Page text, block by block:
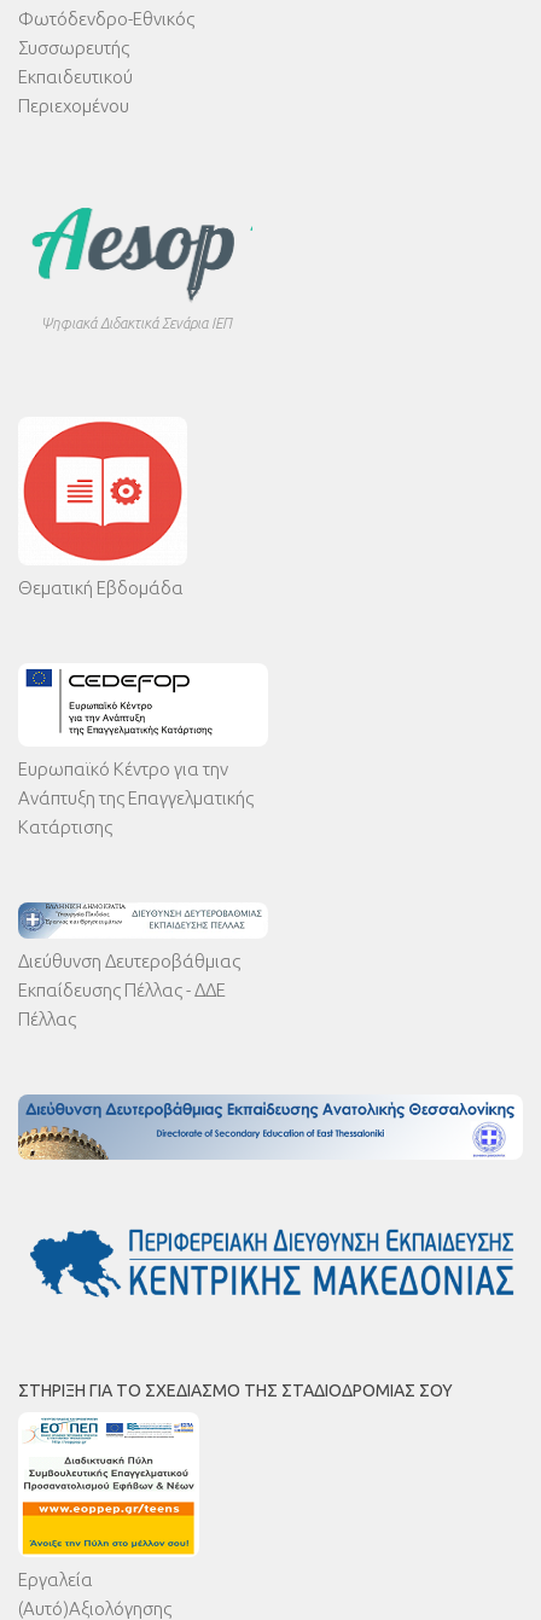
Φωτόδενδρο-Εθνικός
Συσσωρευτής
Εκπαιδευτικού
Περιεχομένου
Ψηφιακά Διδακτικά Σενάρια ΙΕΠ
Θεματική Εβδομάδα
Ευρωπαϊκό Κέντρο για την
Ανάπτυξη της Επαγγελματικής
Κατάρτισης
Διεύθυνση Δευτεροβάθμιας
Εκπαίδευσης Πέλλας - ΔΔΕ
Πέλλας
ΣΤΉΡΙΞΗ ΓΙΑ ΤΟ ΣΧΕΔΙΑΣΜΌ ΤΗΣ ΣΤΑΔΙΟΔΡΟΜΊΑΣ ΣΟΥ
Εργαλεία
(Αυτό)Αξιολόγησης